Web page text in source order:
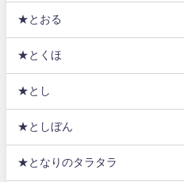
★とおる
★とくほ
★とし
★としぼん
★となりのタラタラ